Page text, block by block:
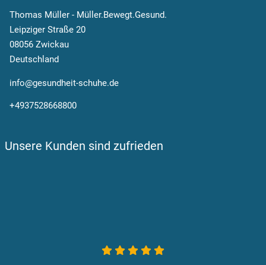
Thomas Müller - Müller.Bewegt.Gesund.
Leipziger Straße 20
08056 Zwickau
Deutschland
info@gesundheit-schuhe.de
+4937528668800
Unsere Kunden sind zufrieden